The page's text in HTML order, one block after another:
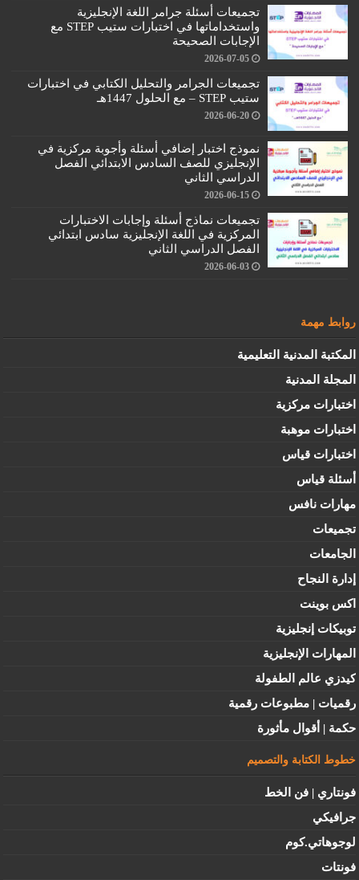
تجميعات أسئلة جرامر اللغة الإنجليزية
واستخداماتها في اختبارات ستيب STEP مع
الإجابات الصحيحة
2026-07-05
تجميعات الجرامر والتحليل الكتابي في اختبارات
ستيب STEP – مع الحلول 1447هـ
2026-06-20
نموذج اختبار إضافي أسئلة وأجوبة مركزية في
الإنجليزي للصف السادس الابتدائي الفصل
الدراسي الثاني
2026-06-15
تجميعات نماذج أسئلة وإجابات الاختبارات
المركزية في اللغة الإنجليزية سادس ابتدائي
الفصل الدراسي الثاني
2026-06-03
روابط مهمة
المكتبة المدنية التعليمية
المجلة المدنية
اختبارات مركزية
اختبارات موهبة
اختبارات قياس
أسئلة قياس
مهارات نافس
تجميعات
الجامعات
إدارة النجاح
اكس بوينت
توبيكات إنجليزية
المهارات الإنجليزية
كيدزي عالم الطفولة
رقميات | مطبوعات رقمية
حكمة | أقوال مأثورة
خطوط الكتابة والتصميم
فونتاري | فن الخط
جرافيكي
لوجوهاتي.كوم
فونتات